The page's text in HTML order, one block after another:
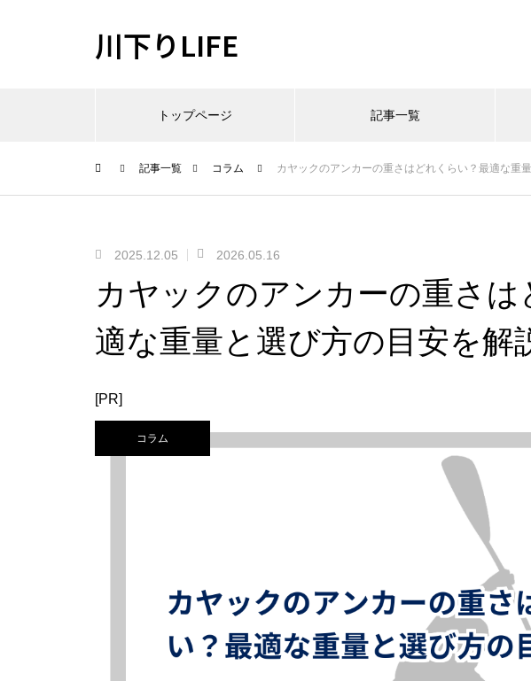
川下りLIFE
トップページ 記事一覧
記事一覧 コラム カヤックのアンカーの重さはどれくらい？最適な重
2025.12.05 2026.05.16
カヤックのアンカーの重さ
適な重量と選び方の目安を解
[PR]
コラム